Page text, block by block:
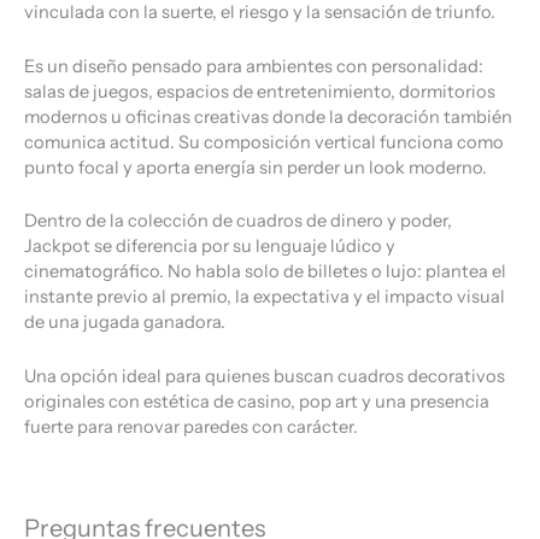
vinculada con la suerte, el riesgo y la sensación de triunfo.
Es un diseño pensado para ambientes con personalidad:
salas de juegos, espacios de entretenimiento, dormitorios
modernos u oficinas creativas donde la decoración también
comunica actitud. Su composición vertical funciona como
punto focal y aporta energía sin perder un look moderno.
Dentro de la colección de cuadros de dinero y poder,
Jackpot se diferencia por su lenguaje lúdico y
cinematográfico. No habla solo de billetes o lujo: plantea el
instante previo al premio, la expectativa y el impacto visual
de una jugada ganadora.
Una opción ideal para quienes buscan cuadros decorativos
originales con estética de casino, pop art y una presencia
fuerte para renovar paredes con carácter.
Preguntas frecuentes